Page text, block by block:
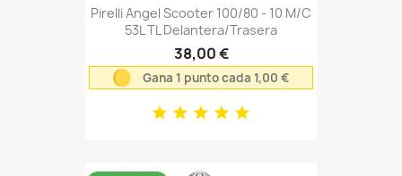
Pirelli Angel Scooter 100/80 - 10 M/C
53L TL Delantera/Trasera
38,00 €
Gana 1 punto cada 1,00 €